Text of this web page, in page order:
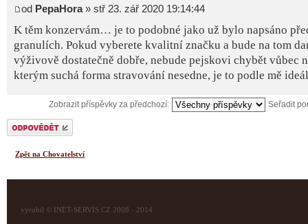
od PepaHora» stř 23. zář 2020 19:14:44
K těm konzervám… je to podobné jako už bylo napsáno
granulích. Pokud vyberete kvalitní značku a bude na tom
výživově dostatečně dobře, nebude pejskovi chybět vůbec
kterým suchá forma stravování nesedne, je to podle mě
Zobrazit příspěvky za předchozí: Seřadit
Odeslat odpověď
Zpět na Chovatelství
vyrobil © INET-SERVIS.CZ 2008 - 2014